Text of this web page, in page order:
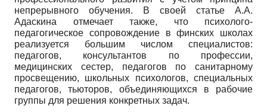
непрерывного обучения. В своей статье А.А.
Адаскина отмечает также, что психолого-
педагогическое сопровождение в финских школах
реализуется большим числом специалистов:
педагогов, консультантов по профессии,
медицинских сестер, педагогов по санитарному
просвещению, школьных психологов, специальных
педагогов, тьюторов, объединяющихся в рабочие
группы для решения конкретных задач.